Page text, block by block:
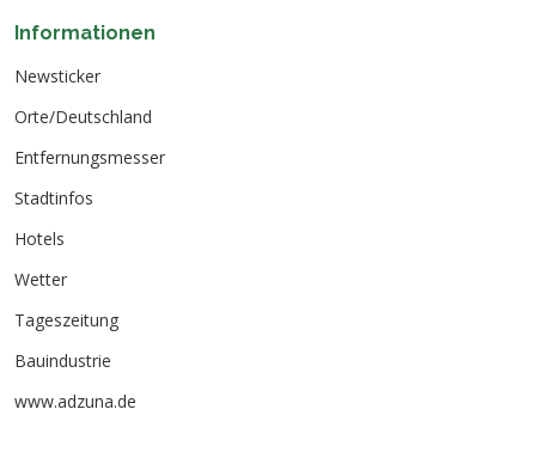
Informationen
Newsticker
Orte/Deutschland
Entfernungsmesser
Stadtinfos
Hotels
Wetter
Tageszeitung
Bauindustrie
www.adzuna.de